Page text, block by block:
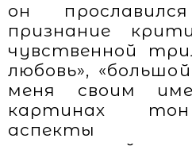
он
признание
чувственной
любовь»,
меня своим
картинах
аспекты